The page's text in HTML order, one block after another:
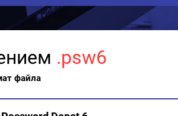
.psw6
файла